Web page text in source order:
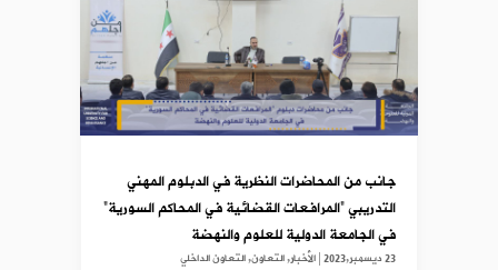
جانب من المحاضرات النظرية في الدبلوم المهني
التدريبي “المرافعات القضائية في المحاكم السورية”
في الجامعة الدولية للعلوم والنهضة
23 ديسمبر,2023 |الأخبار,التعاون,التعاون الداخلي